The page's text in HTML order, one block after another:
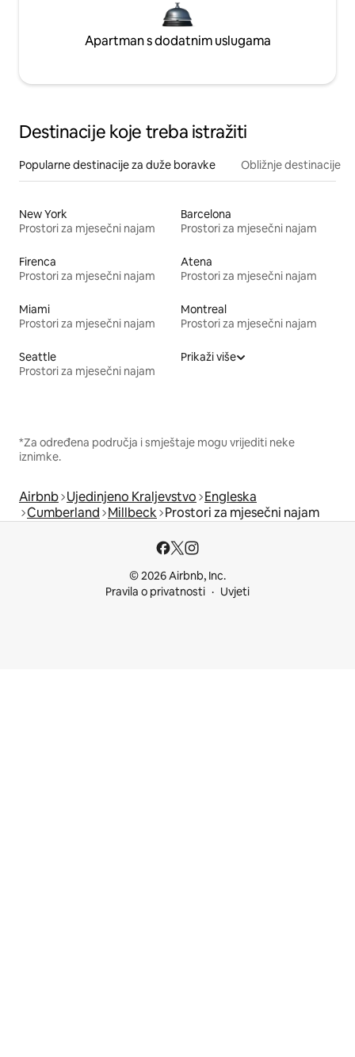
Apartman s dodatnim uslugama
Destinacije koje treba istražiti
Popularne destinacije za duže boravke Obližnje destinacije
New York
Prostori za mjesečni najam
Barcelona
Prostori za mjesečni najam
Firenca
Prostori za mjesečni najam
Atena
Prostori za mjesečni najam
Miami
Prostori za mjesečni najam
Montreal
Prostori za mjesečni najam
Seattle
Prostori za mjesečni najam
Prikaži više
*Za određena područja i smještaje mogu vrijediti neke
iznimke.
Airbnb Ujedinjeno Kraljevstvo Engleska
Cumberland Millbeck Prostori za mjesečni najam
© 2026 Airbnb, Inc.
Pravila o privatnosti
Uvjeti